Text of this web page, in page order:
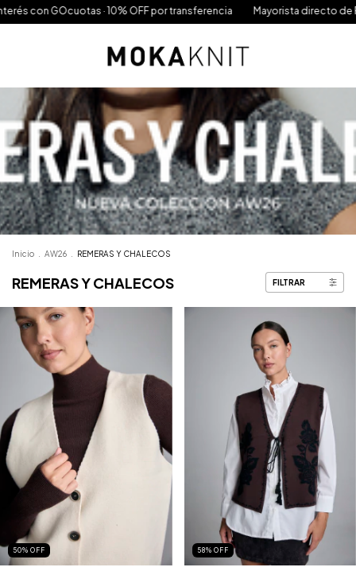
· 10% OFF por transferencia Mayorista directo de Fábrica ·
Inicio AW26 REMERAS Y CHALECOS
REMERAS Y CHALECOS FILTRAR
50% OFF 58% OFF